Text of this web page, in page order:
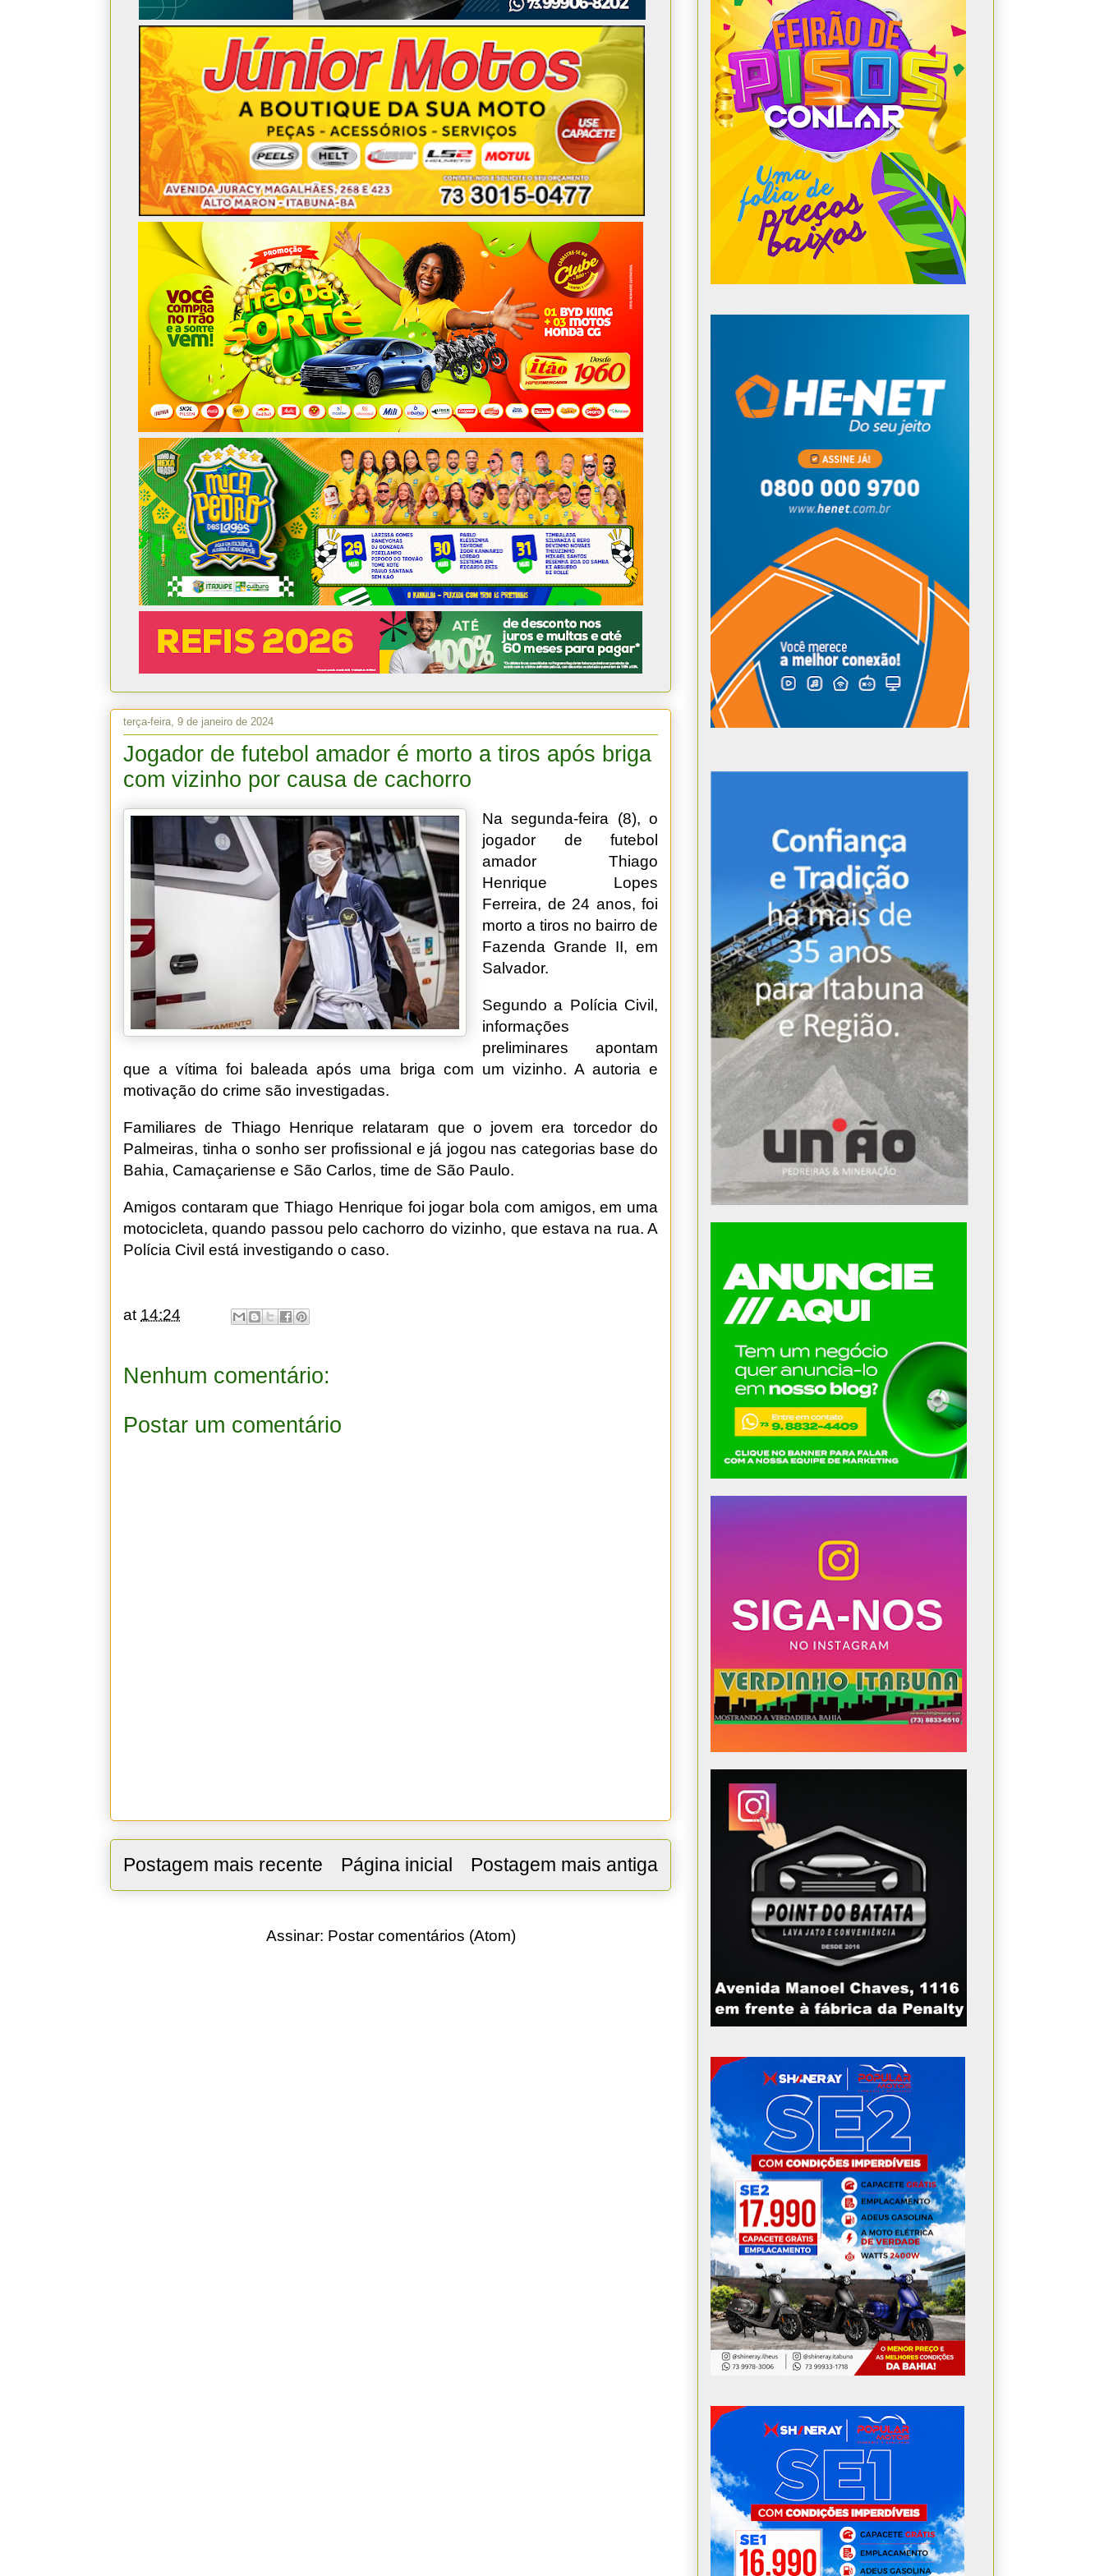
terça-feira, 9 de janeiro de 2024
Jogador de futebol amador é morto a tiros após briga
com vizinho por causa de cachorro
Na segunda-feira (8), o
jogador de futebol
amador Thiago
Henrique Lopes
Ferreira, de 24 anos, foi
morto a tiros no bairro de
Fazenda Grande II, em
Salvador.
Segundo a Polícia Civil,
informações
preliminares apontam
que a vítima foi baleada após uma briga com um vizinho. A autoria e
motivação do crime são investigadas.
Familiares de Thiago Henrique relataram que o jovem era torcedor do
Palmeiras, tinha o sonho ser profissional e já jogou nas categorias base do
Bahia, Camaçariense e São Carlos, time de São Paulo.
Amigos contaram que Thiago Henrique foi jogar bola com amigos, em uma
motocicleta, quando passou pelo cachorro do vizinho, que estava na rua. A
Polícia Civil está investigando o caso.
at 14:24
Nenhum comentário:
Postar um comentário
Postagem mais recente Postagem mais antiga
Página inicial
Assinar: Postar comentários (Atom)